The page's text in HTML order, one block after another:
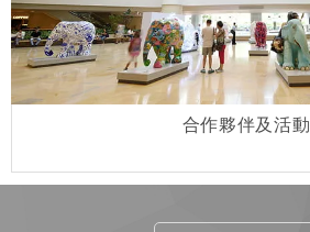
合作夥伴及活動